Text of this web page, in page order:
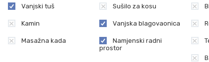
Vanjski tuš Sušilo za kosu
Kamin Vanjska blagovaonica
Masažna kada
Namjenski radni
prostor